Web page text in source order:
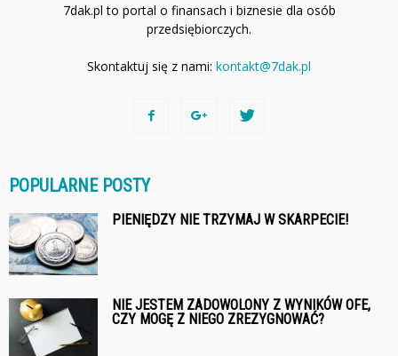
7dak.pl to portal o finansach i biznesie dla osób
przedsiębiorczych.
Skontaktuj się z nami: kontakt@7dak.pl
POPULARNE POSTY
PIENIĘDZY NIE TRZYMAJ W SKARPECIE!
NIE JESTEM ZADOWOLONY Z WYNIKÓW OFE,
CZY MOGĘ Z NIEGO ZREZYGNOWAĆ?